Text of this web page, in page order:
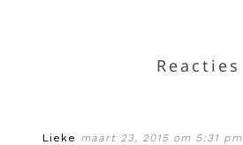
Reacties
Lieke maart 23, 2015 om 5:31 pm